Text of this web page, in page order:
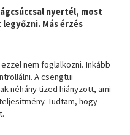
nyertél, most
Más érzés
nem foglalkozni. Inkább
A csengtui
néhány tized hiányzott, ami
Tudtam, hogy